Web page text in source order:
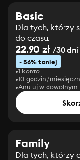
Basic
Dla tych, którzy
do czasu.
22.90 zł/30 dni
- 56% taniej
1 konto
10 godzin/
Anuluj w dowolnym
Family
Dla tych, którzy